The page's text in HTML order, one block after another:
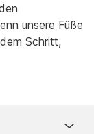
unsere Füße
Schritt,